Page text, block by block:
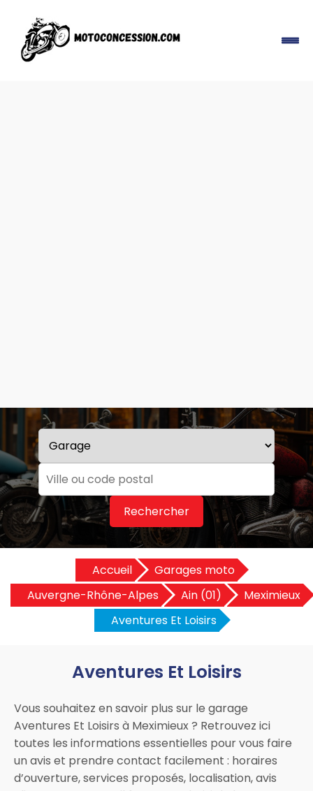
Rechercher
Accueil
Garages moto
Auvergne-Rhône-Alpes
Ain (01)
Meximieux
Aventures Et Loisirs
Aventures Et Loisirs
Vous souhaitez en savoir plus sur le garage
Aventures Et Loisirs à Meximieux ? Retrouvez ici
toutes les informations essentielles pour vous faire
un avis et prendre contact facilement : horaires
d’ouverture, services proposés, localisation, avis